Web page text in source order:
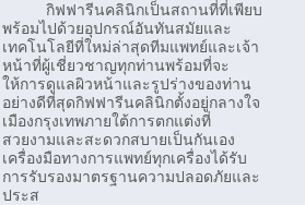
กิฟฟารีนคลินิกเป็นสถานที่ที่เพียบ
พร้อมไปด้วยอุปกรณ์อันทันสมัยและ
เทคโนโลยีที่ใหม่ล่าสุดทีมแพทย์และเจ้า
หน้าที่ผู้เชี่ยวชาญทุกท่านพร้อมที่จะ
ให้การดูแลผิวหน้าและรูปร่างของท่าน
อย่างดีที่สุดกิฟฟารีนคลินิกตั้งอยู่กลางใจ
เมืองกรุงเทพภายใต้การตกแต่งที่
สวยงามและสะดวกสบายเป็นกันเอง
เครื่องมือทางการแพทย์ทุกเครื่องได้รับ
การรับรองมาตรฐานความปลอดภัยและ
ประส